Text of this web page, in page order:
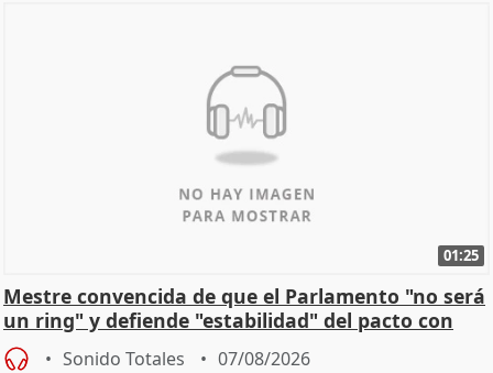
01:25
Mestre convencida de que el Parlamento "no será
un ring" y defiende "estabilidad" del pacto con
Vox
Sonido Totales 07/08/2026